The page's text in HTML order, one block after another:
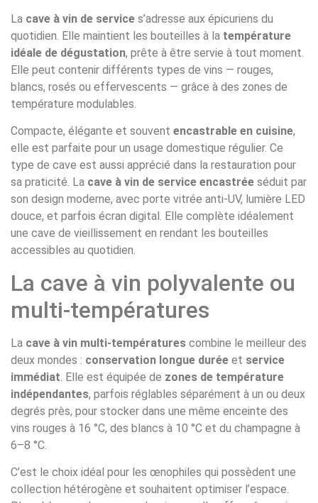
La cave à vin de service s’adresse aux épicuriens du
quotidien. Elle maintient les bouteilles à la température
idéale de dégustation, prête à être servie à tout moment.
Elle peut contenir différents types de vins — rouges,
blancs, rosés ou effervescents — grâce à des zones de
température modulables.
Compacte, élégante et souvent encastrable en cuisine,
elle est parfaite pour un usage domestique régulier. Ce
type de cave est aussi apprécié dans la restauration pour
sa praticité. La cave à vin de service encastrée séduit par
son design moderne, avec porte vitrée anti-UV, lumière LED
douce, et parfois écran digital. Elle complète idéalement
une cave de vieillissement en rendant les bouteilles
accessibles au quotidien.
La cave à vin polyvalente ou
multi-températures
La cave à vin multi-températures combine le meilleur des
deux mondes : conservation longue durée et service
immédiat . Elle est équipée de zones de température
indépendantes, parfois réglables séparément à un ou deux
degrés près, pour stocker dans une même enceinte des
vins rouges à 16 °C, des blancs à 10 °C et du champagne à
6–8 °C.
C’est le choix idéal pour les œnophiles qui possèdent une
collection hétérogène et souhaitent optimiser l’espace.